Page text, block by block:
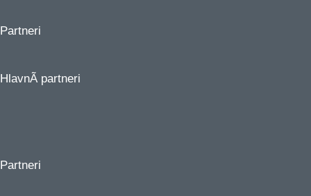
Partneri
HlavnÃ­ partneri
Partneri